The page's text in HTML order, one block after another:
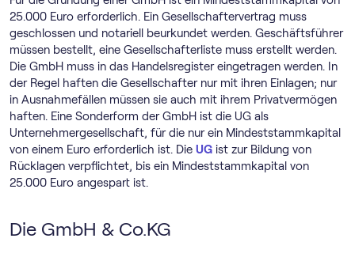
25.000 Euro erforderlich. Ein Gesellschaftervertrag muss
geschlossen und notariell beurkundet werden. Geschäftsführer
müssen bestellt, eine Gesellschafterliste muss erstellt werden.
Die GmbH muss in das Handelsregister eingetragen werden. In
der Regel haften die Gesellschafter nur mit ihren Einlagen; nur
in Ausnahmefällen müssen sie auch mit ihrem Privatvermögen
haften. Eine Sonderform der GmbH ist die UG als
Unternehmergesellschaft, für die nur ein Mindeststammkapital
von einem Euro erforderlich ist. Die UG ist zur Bildung von
Rücklagen verpflichtet, bis ein Mindeststammkapital von
25.000 Euro angespart ist.
Die GmbH & Co.KG